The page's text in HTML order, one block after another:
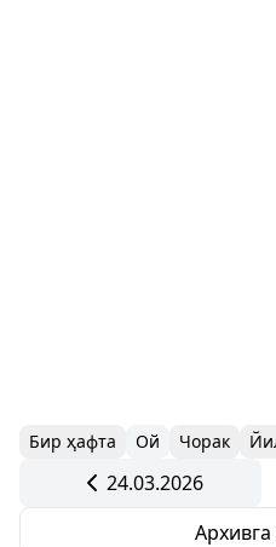
Бир ҳафта Ой Чорак
24.03.2026